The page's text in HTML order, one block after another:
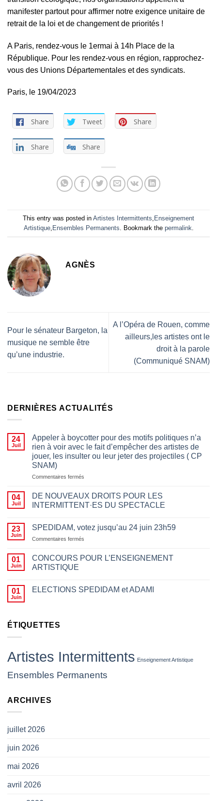
manifester partout pour affirmer notre exigence unitaire de
retrait de la loi et de changement de priorités !
A Paris, rendez-vous le 1ermai à 14h Place de la
République. Pour les rendez-vous en région, rapprochez-
vous des Unions Départementales et des syndicats.
Paris, le 19/04/2023
Share Tweet Share
Share Share
This entry was posted in Artistes Intermittents Enseignement
Artistique, Ensembles Permanents . Bookmark the permalink
AGNÈS
Pour le sénateur Bargeton, la
musique ne semble être
qu’une industrie.
A l’Opéra de Rouen, comme
ailleurs,les artistes ont le
droit à la parole
(Communiqué SNAM)
DERNIÈRES ACTUALITÉS
24
Juil
Appeler à boycotter pour des motifs politiques n’a
rien à voir avec le fait d’empêcher des artistes de
jouer, les insulter ou leur jeter des projectiles ( CP
SNAM)
Commentaires fermés
à
boycotter
pour
motifs
à
fait
leur
des
04
Juil
DE NOUVEAUX DROITS POUR LES
INTERMITTENT·ES DU SPECTACLE
23
Juin
SPEDIDAM, votez jusqu’au 24 juin 23h59
Commentaires fermés
votez
23h59
01
Juin
CONCOURS POUR L’ENSEIGNEMENT
ARTISTIQUE
01
Juin
ELECTIONS SPEDIDAM et ADAMI
ÉTIQUETTES
Artistes Intermittents Enseignement Artistique
Ensembles Permanents
ARCHIVES
juillet 2026
juin 2026
mai 2026
avril 2026